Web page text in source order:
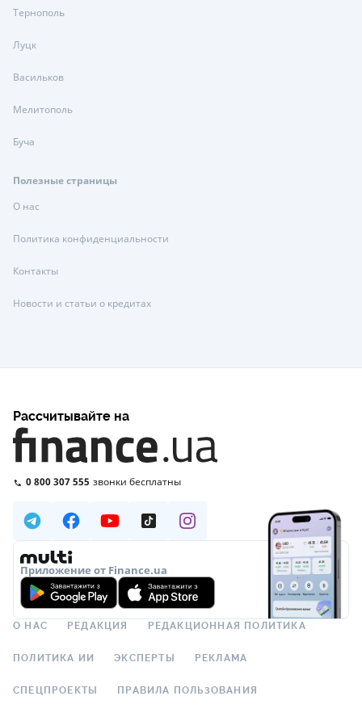
Тернополь
Луцк
Васильков
Мелитополь
Буча
Полезные страницы
О нас
Политика конфиденциальности
Контакты
Новости и статьи о кредитах
Рассчитывайте на
0 800 307 555 звонки бесплатны
Приложение от Finance.ua
О НАС РЕДАКЦИЯ РЕДАКЦИОННАЯ ПОЛИТИКА
ПОЛИТИКА ИИ ЭКСПЕРТЫ РЕКЛАМА
СПЕЦПРОЕКТЫ ПРАВИЛА ПОЛЬЗОВАНИЯ